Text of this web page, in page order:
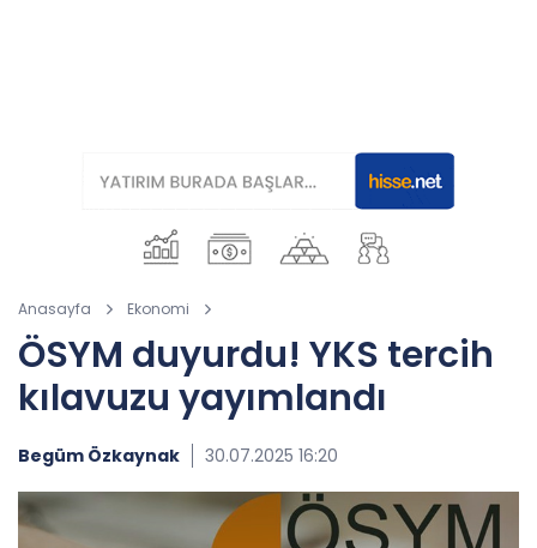
Anasayfa Ekonomi
ÖSYM duyurdu! YKS tercih
kılavuzu yayımlandı
Begüm Özkaynak 30.07.2025 16:20